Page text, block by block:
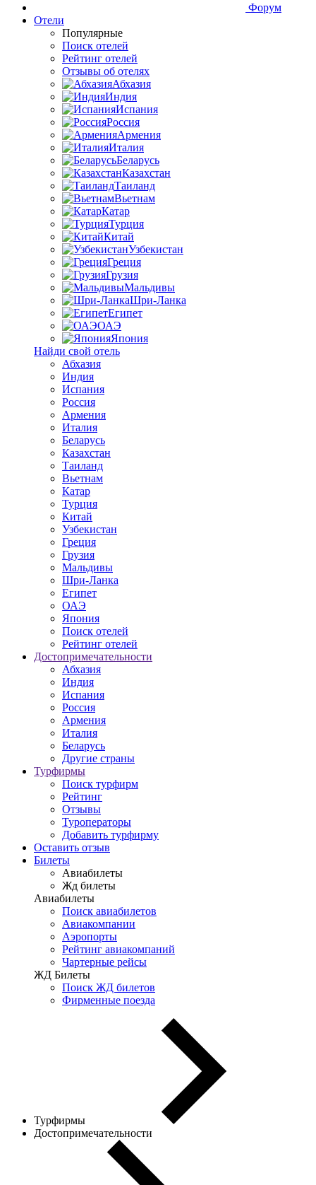
Форум
Отели
Популярные
Поиск отелей
Рейтинг отелей
Отзывы об отелях
Абхазия
Индия
Испания
Россия
Армения
Италия
Беларусь
Казахстан
Таиланд
Вьетнам
Катар
Турция
Китай
Узбекистан
Греция
Грузия
Мальдивы
Шри-Ланка
Египет
ОАЭ
Япония
Найди свой отель
Абхазия
Индия
Испания
Россия
Армения
Италия
Беларусь
Казахстан
Таиланд
Вьетнам
Катар
Турция
Китай
Узбекистан
Греция
Грузия
Мальдивы
Шри-Ланка
Египет
ОАЭ
Япония
Поиск отелей
Рейтинг отелей
Достопримечательности
Абхазия
Индия
Испания
Россия
Армения
Италия
Беларусь
Другие страны
Турфирмы
Поиск турфирм
Рейтинг
Отзывы
Туроператоры
Добавить турфирму
Оставить отзыв
Билеты
Авиабилеты
Жд билеты
Авиабилеты
Поиск авиабилетов
Авиакомпании
Аэропорты
Рейтинг авиакомпаний
Чартерные рейсы
ЖД Билеты
Поиск ЖД билетов
Фирменные поезда
Турфирмы
Достопримечательности